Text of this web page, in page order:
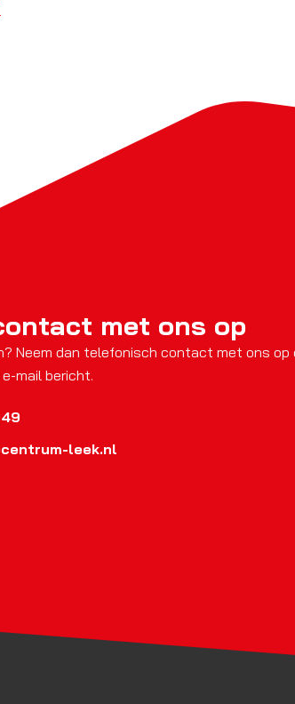
met ons op
Neem dan telefonisch contact met ons op
mail bericht.
leek.nl